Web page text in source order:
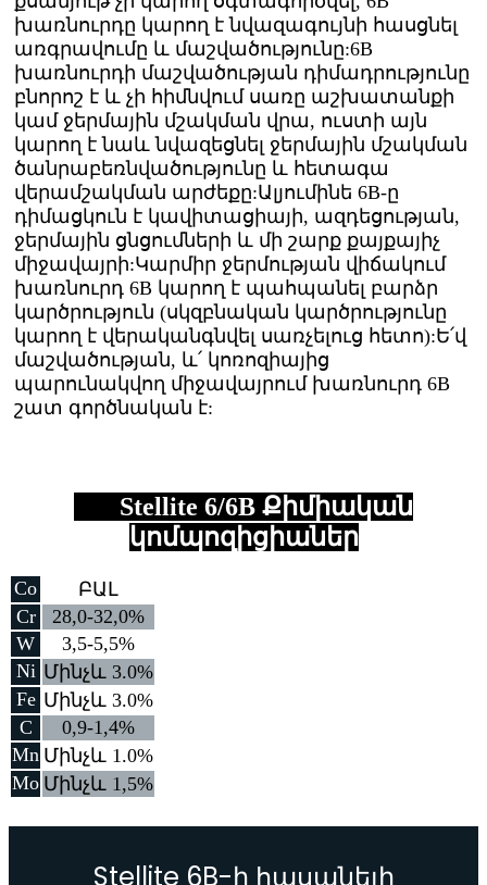
խառնուրդը կարող է նվազագույնի հասցնել
առգրավումը և մաշվածությունը:6B
խառնուրդի մաշվածության դիմադրությունը
բնորոշ է և չի հիմնվում սառը աշխատանքի
կամ ջերմային մշակման վրա, ուստի այն
կարող է նաև նվազեցնել ջերմային մշակման
ծանրաբեռնվածությունը և հետագա
վերամշակման արժեքը:Ալյումինե 6B-ը
դիմացկուն է կավիտացիայի, ազդեցության,
ջերմային ցնցումների և մի շարք քայքայիչ
միջավայրի:Կարմիր ջերմության վիճակում
խառնուրդ 6B կարող է պահպանել բարձր
կարծրություն (սկզբնական կարծրությունը
կարող է վերականգնվել սառչելուց հետո):Ե՛վ
մաշվածության, և՛ կոռոզիայից
պարունակվող միջավայրում խառնուրդ 6B
շատ գործնական է:
Stellite 6/6B Քիմիական
կոմպոզիցիաներ
Co
ԲԱԼ
Cr
28,0-32,0%
W
3,5-5,5%
Ni Մինչև 3.0%
Fe Մինչև 3.0%
C
0,9-1,4%
Mn Մինչև 1.0%
Mo Մինչև 1,5%
Stellite 6B-ի հասանելի